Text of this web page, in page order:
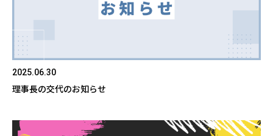
2025.06.30
理事長の交代のお知らせ